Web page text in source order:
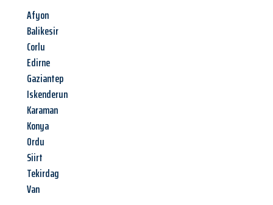
Afyon
Balikesir
Corlu
Edirne
Gaziantep
Iskenderun
Karaman
Konya
Ordu
Siirt
Tekirdag
Van